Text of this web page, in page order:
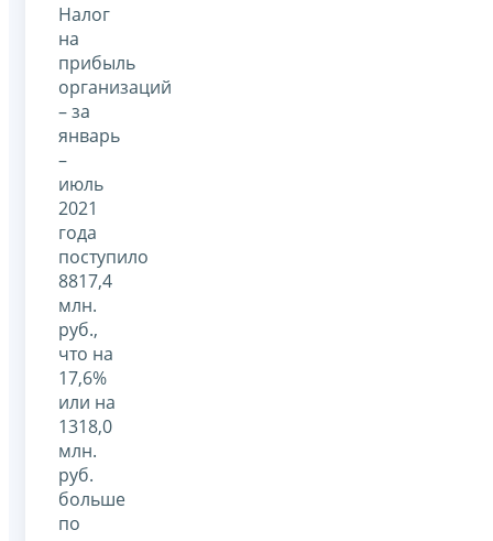
Налог
на
прибыль
организаций
– за
январь
–
июль
2021
года
поступило
8817,4
млн.
руб.,
что на
17,6%
или на
1318,0
млн.
руб.
больше
по